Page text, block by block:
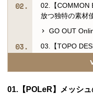
02.【COMMON
放つ独特の素材
GO OUT
03.【TOPO
GO OUT
04.【
01.【POLeR】メッシ